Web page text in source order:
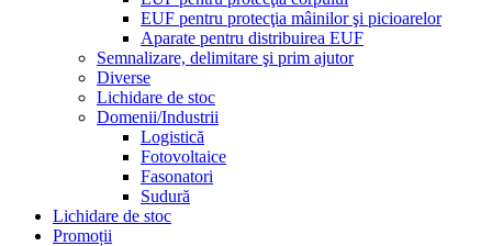
EUF pentru protecţia mâinilor şi picioarelor
Aparate pentru distribuirea EUF
Semnalizare, delimitare şi prim ajutor
Diverse
Lichidare de stoc
Domenii/Industrii
Logistică
Fotovoltaice
Fasonatori
Sudură
Lichidare de stoc
Promoții